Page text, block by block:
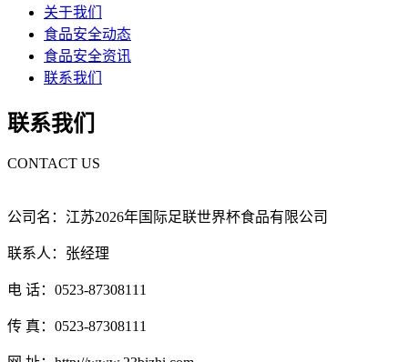
关于我们
食品安全动态
食品安全资讯
联系我们
联系我们
CONTACT US
公司名：江苏2026年国际足联世界杯食品有限公司
联系人：张经理
电 话：0523-87308111
传 真：0523-87308111